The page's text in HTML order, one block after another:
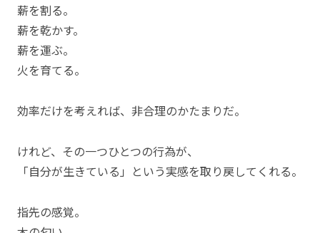
薪を割る。
薪を乾かす。
薪を運ぶ。
火を育てる。
効率だけを考えれば、非合理のかたまりだ。
けれど、その一つひとつの行為が、
「自分が生きている」という実感を取り戻してくれる。
指先の感覚。